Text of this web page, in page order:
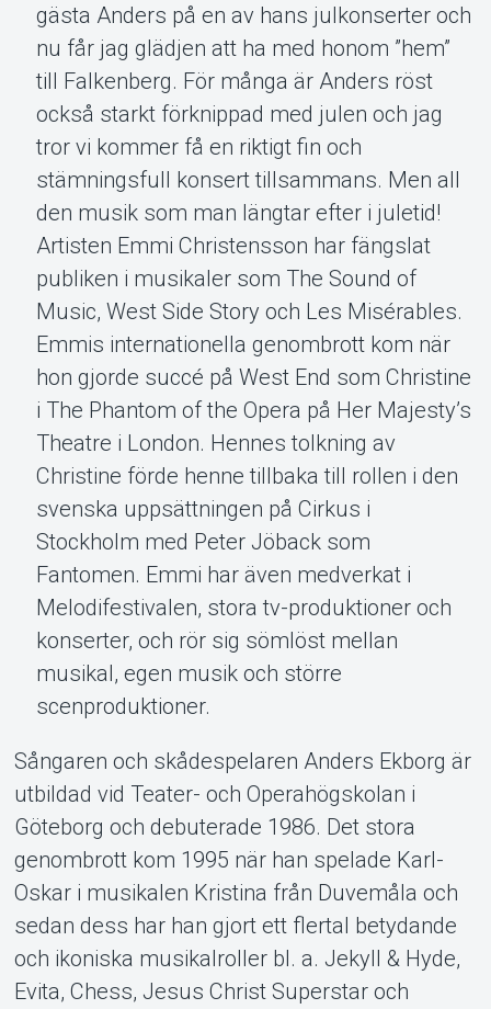
gästa Anders på en av hans julkonserter och
nu får jag glädjen att ha med honom ”hem”
till Falkenberg. För många är Anders röst
också starkt förknippad med julen och jag
tror vi kommer få en riktigt fin och
stämningsfull konsert tillsammans. Men all
den musik som man längtar efter i juletid!
Artisten Emmi Christensson har fängslat
publiken i musikaler som The Sound of
Music, West Side Story och Les Misérables.
Emmis internationella genombrott kom när
hon gjorde succé på West End som Christine
i The Phantom of the Opera på Her Majesty’s
Theatre i London. Hennes tolkning av
Christine förde henne tillbaka till rollen i den
svenska uppsättningen på Cirkus i
Stockholm med Peter Jöback som
Fantomen. Emmi har även medverkat i
Melodifestivalen, stora tv-produktioner och
konserter, och rör sig sömlöst mellan
musikal, egen musik och större
scenproduktioner.
Sångaren och skådespelaren Anders Ekborg är
utbildad vid Teater- och Operahögskolan i
Göteborg och debuterade 1986. Det stora
genombrott kom 1995 när han spelade Karl-
Oskar i musikalen Kristina från Duvemåla och
sedan dess har han gjort ett flertal betydande
och ikoniska musikalroller bl. a. Jekyll & Hyde,
Evita, Chess, Jesus Christ Superstar och